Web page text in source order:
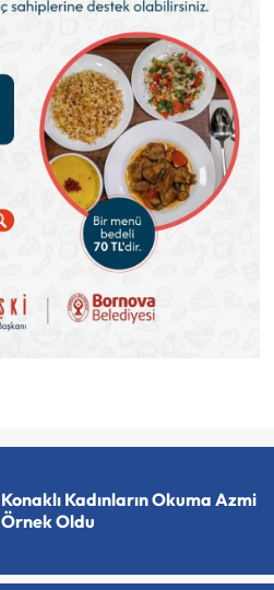
Konaklı Kadınların Okuma Azmi
Örnek Oldu